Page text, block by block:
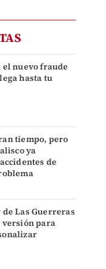
nuevo fraude
hasta tu
tiempo, pero
ya
de
Las Guerreras
versión para